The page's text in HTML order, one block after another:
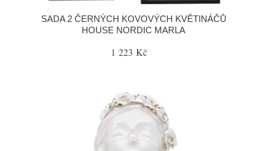
SADA 2 ČERNÝCH KOVOVÝCH KVĚTINÁČŮ
HOUSE NORDIC MARLA
1 223 Kč